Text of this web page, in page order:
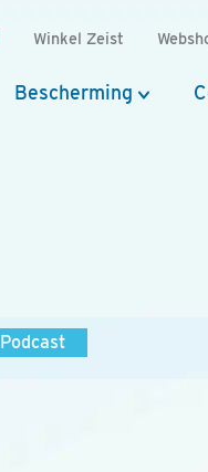
Winkel Zeist
Bescherming
Podcast